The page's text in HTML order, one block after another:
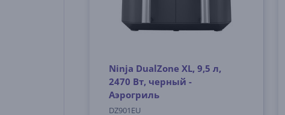
Ninja DualZone XL, 9,5 л,
2470 Вт, черный -
Аэрогриль
DZ901EU